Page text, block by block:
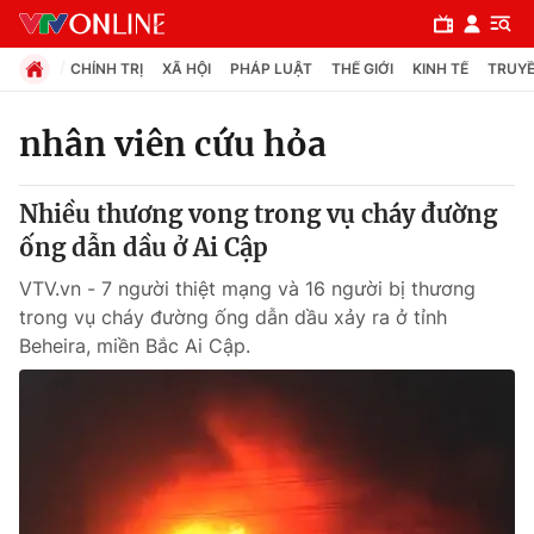
Chuyên mục
Chính trị
Xã hội
Pháp luật
CHÍNH TRỊ XÃ HỘI PHÁP LUẬT THẾ GIỚI KINH TẾ
nhân viên cứu hỏa
Nhiều thương vong trong vụ cháy đường
ống dẫn dầu ở Ai Cập
VTV.vn - 7 người thiệt mạng và 16 người bị thương
trong vụ cháy đường ống dẫn dầu xảy ra ở tỉnh
Beheira, miền Bắc Ai Cập.